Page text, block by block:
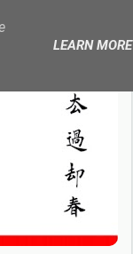
LEARN MORE